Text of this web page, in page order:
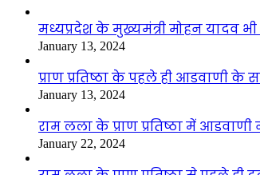
मध्यप्रदेश के मुख्यमंत्री मोहन यादव
January 13, 2024
प्राण प्रतिष्ठा के पहले ही आडवाणी के
January 13, 2024
राम लला के प्राण प्रतिष्ठा में
January 22, 2024